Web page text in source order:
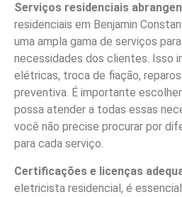
Serviços residenciais
residenciais em Benjamin
uma ampla gama de serviços
necessidades dos clientes. Isso
elétricas, troca de fiação,
preventiva. É importante
possa atender a todas essas
você não precise procurar por
para cada serviço.
Certificações e licenças
eletricista residencial, é